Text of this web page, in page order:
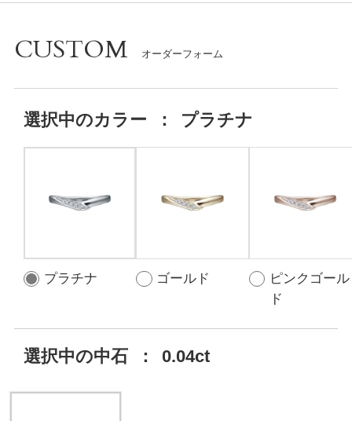
CUSTOM
選択中のカラー ： プラチナ
プラチナ ゴールド
ピンクゴール
ド
選択中の中石 ： 0.04ct